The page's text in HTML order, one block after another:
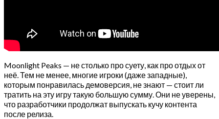
Moonlight Peaks — не столько про суету, как про отдых от
неё. Тем не менее, многие игроки (даже западные),
которым понравилась демоверсия, не знают — стоит ли
тратить на эту игру такую большую сумму. Они не уверены,
что разработчики продолжат выпускать кучу контента
после релиза.